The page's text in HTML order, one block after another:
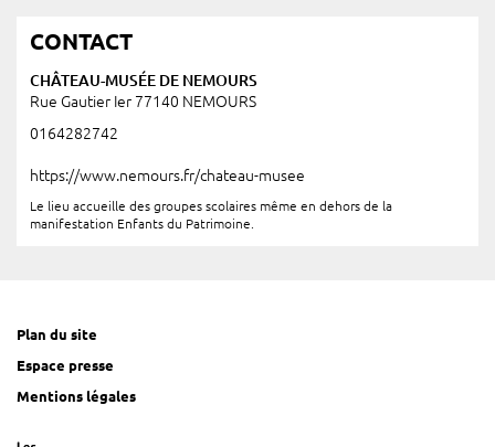
CONTACT
CHÂTEAU-MUSÉE DE NEMOURS
Rue Gautier Ier 77140 NEMOURS
0164282742
https://www.nemours.fr/chateau-musee
Le lieu accueille des groupes scolaires même en dehors de la
manifestation Enfants du Patrimoine.
Plan du site
Espace presse
Mentions légales